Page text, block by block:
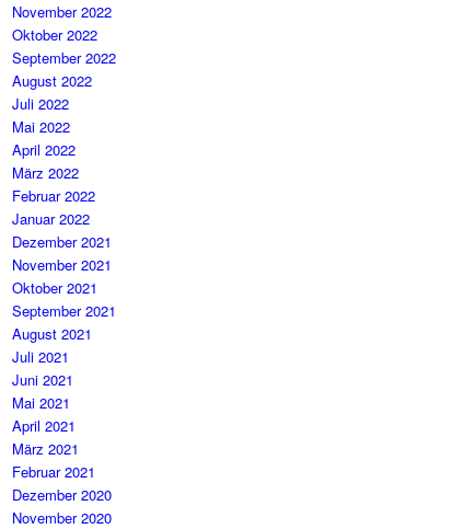
November 2022
Oktober 2022
September 2022
August 2022
Juli 2022
Mai 2022
April 2022
März 2022
Februar 2022
Januar 2022
Dezember 2021
November 2021
Oktober 2021
September 2021
August 2021
Juli 2021
Juni 2021
Mai 2021
April 2021
März 2021
Februar 2021
Dezember 2020
November 2020